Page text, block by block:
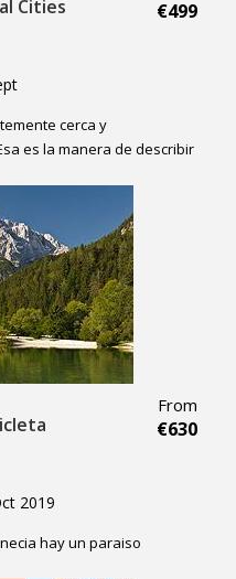
Cities €499
cerca y
es la manera de describir
From
€630
2019
hay un paraiso